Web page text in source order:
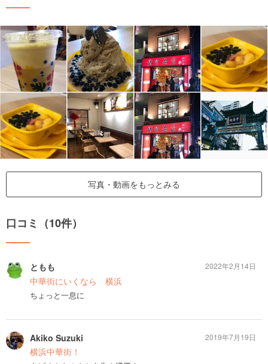
写真・動画をもっとみる
口コミ（10件）
ともも
中華街にいくなら 横浜
ちょっと一息に
2022年2月14日
Akiko Suzuki
横浜中華街！
2019年7月19日